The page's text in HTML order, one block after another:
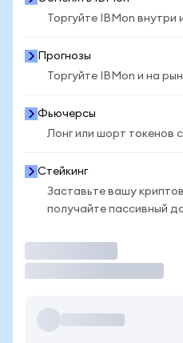
Торгуйте IBMon
Прогнозы
Торгуйте IBMon и на
Фьючерсы
Лонг или шорт токенов
Стейкинг
Заставьте вашу
получайте пассивный